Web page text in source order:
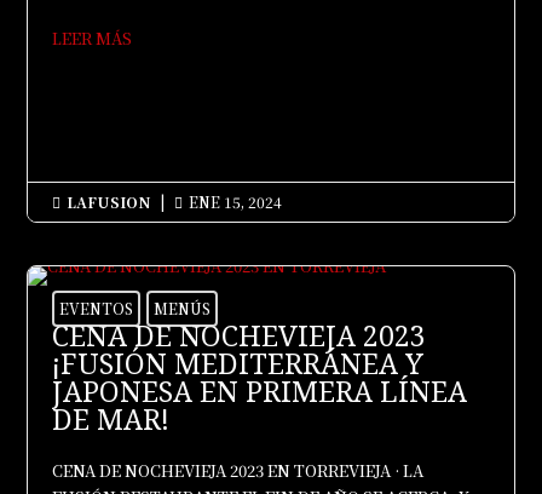
LEER MÁS
 LAFUSION |  ENE 15, 2024
EVENTOS MENÚS
CENA DE NOCHEVIEJA 2023
¡FUSIÓN MEDITERRÁNEA Y
JAPONESA EN PRIMERA LÍNEA
DE MAR!
CENA DE NOCHEVIEJA 2023 EN TORREVIEJA · LA